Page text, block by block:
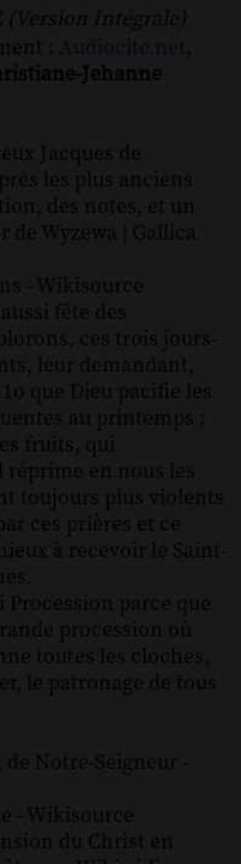
(Version Intégrale)
:
,
Jehanne
Jacques de
les plus anciens
des notes, et un
Wyzewa | Gallica
- Wikisource
fête des
ces trois jours-
leur demandant,
que Dieu pacifie les
au printemps ;
fruits, qui
réprime en nous les
toujours plus violents
ces prières et ce
à recevoir le Saint-
Procession parce que
procession où
toutes les cloches,
le patronage de tous
de Notre-Seigneur -
- Wikisource
du Christ en